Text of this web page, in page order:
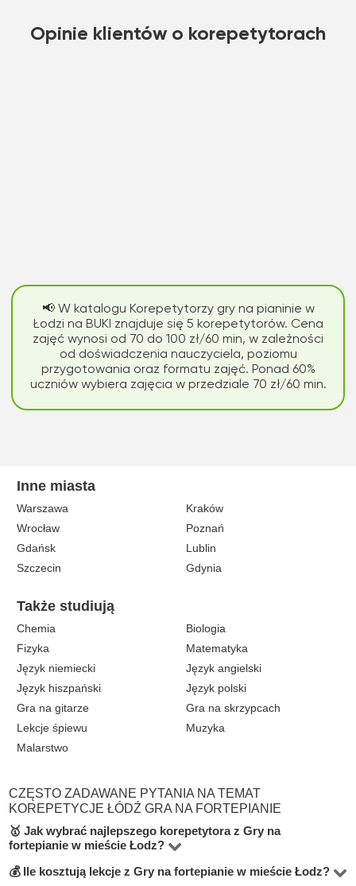
Opinie klientów o korepetytorach
📢 W katalogu Korepetytorzy gry na pianinie w
Łodzi na BUKI znajduje się 5 korepetytorów. Cena
zajęć wynosi od 70 do 100 zł/60 min, w zależności
od doświadczenia nauczyciela, poziomu
przygotowania oraz formatu zajęć. Ponad 60%
uczniów wybiera zajęcia w przedziale 70 zł/60 min.
Inne miasta
Warszawa
Kraków
Wrocław
Poznań
Gdańsk
Lublin
Szczecin
Gdynia
Także studiują
Chemia
Biologia
Fizyka
Matematyka
Język niemiecki
Język angielski
Język hiszpański
Język polski
Gra na gitarze
Gra na skrzypcach
Lekcje śpiewu
Muzyka
Malarstwo
CZĘSTO ZADAWANE PYTANIA NA TEMAT
KOREPETYCJE ŁÓDŹ GRA NA FORTEPIANIE
🥇 Jak wybrać najlepszego korepetytora z Gry na
fortepianie w mieście Łodz?
Na platformie BUKI znajdziesz 5 korepetytorów
💰 Ile kosztują lekcje z Gry na fortepianie w mieście Łodz?